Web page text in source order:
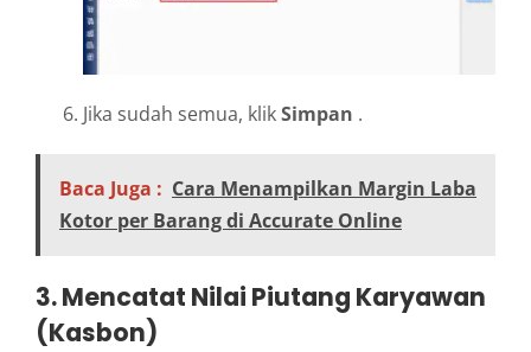
Jika sudah semua, klikSimpan .
Baca Juga : Cara Menampilkan Margin Laba
Kotor per Barang di Accurate Online
3. Mencatat Nilai Piutang Karyawan
(Kasbon)